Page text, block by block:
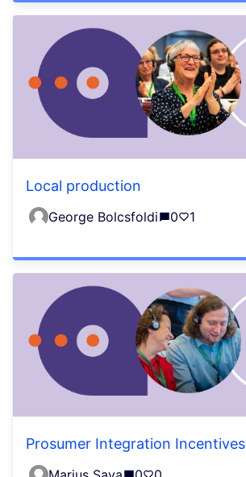
Local production
George Bolcsfoldi 0 1
Prosumer Integration Incentives